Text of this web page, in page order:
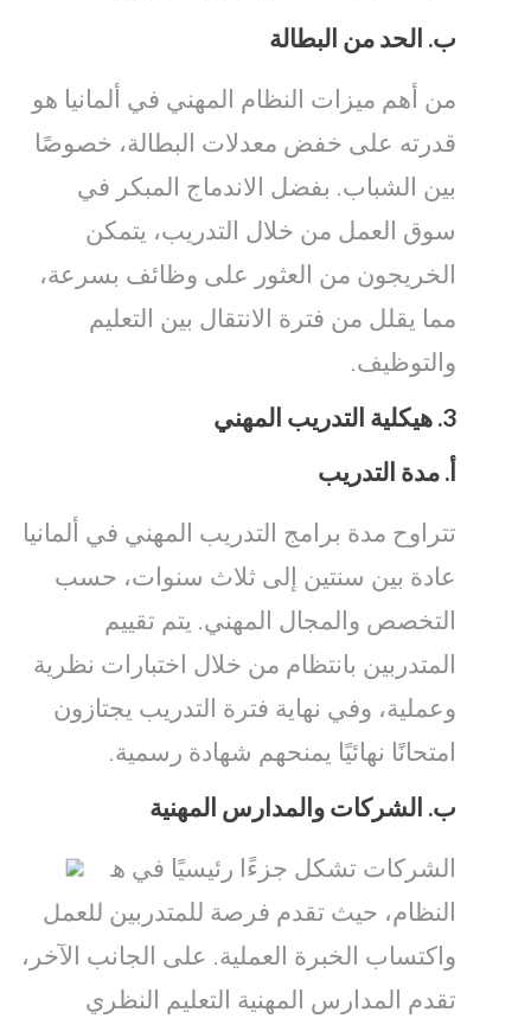
ب. الحد من البطالة
من أهم ميزات النظام المهني في ألمانيا هو
قدرته على خفض معدلات البطالة، خصوصًا
بين الشباب. بفضل الاندماج المبكر في
سوق العمل من خلال التدريب، يتمكن
الخريجون من العثور على وظائف بسرعة،
مما يقلل من فترة الانتقال بين التعليم
والتوظيف.
3. هيكلية التدريب المهني
أ.مدة التدريب
تتراوح مدة برامج التدريب المهني في ألمانيا
عادة بين سنتين إلى ثلاث سنوات، حسب
التخصص والمجال المهني. يتم تقييم
المتدربين بانتظام من خلال اختبارات نظرية
وعملية، وفي نهاية فترة التدريب يجتازون
امتحانًا نهائيًا يمنحهم شهادة رسمية.
ب. الشركات والمدارس المهنية
الشركات تشكل جزءًا رئيسيًا في هذا
النظام، حيث تقدم فرصة للمتدربين للعمل
واكتساب الخبرة العملية. على الجانب الآخر،
تقدم المدارس المهنية التعليم النظري